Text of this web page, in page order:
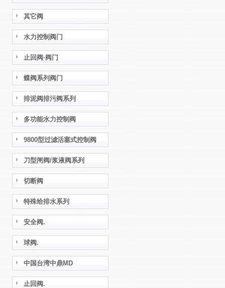
其它阀
水力控制阀门
止回阀·阀门
蝶阀系列阀门
排泥阀排污阀系列
多功能水力控制阀
9800型过滤活塞式控制阀
刀型闸阀/浆液阀系列
切断阀
特殊给排水系列
安全阀.
球阀.
中国台湾中鼎MD
止回阀.